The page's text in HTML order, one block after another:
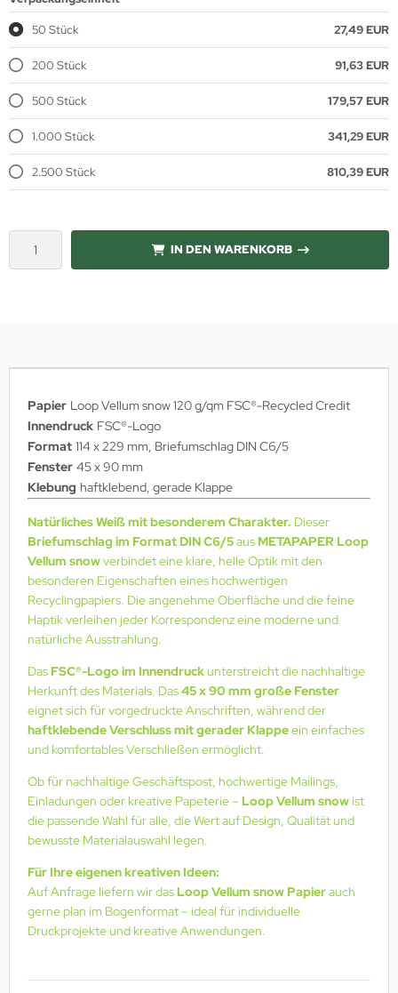
50 Stück 27,49 EUR
200 Stück 91,63 EUR
500 Stück 179,57 EUR
1.000 Stück 341,29 EUR
2.500 Stück 810,39 EUR
IN DEN WARENKORB
Papier Loop Vellum snow 120 g/qm FSC®-Recycled Credit
Innendruck FSC®-Logo
Format 114 x 229 mm, Briefumschlag DIN C6/5
Fenster 45 x 90 mm
Klebung haftklebend, gerade Klappe
Natürliches Weiß mit besonderem Charakter. Dieser
Briefumschlag im Format DIN C6/5ausMETAPAPER Loop
Vellum snowverbindet eine klare, helle Optik mit den
besonderen Eigenschaften eines hochwertigen
Recyclingpapiers. Die angenehme Oberfläche und die feine
Haptik verleihen jeder Korrespondenz eine moderne und
natürliche Ausstrahlung.
DasFSC®-Logo im Innendruckunterstreicht die nachhaltige
Herkunft des Materials. Das45 x 90 mm große Fenster
eignet sich für vorgedruckte Anschriften, während der
haftklebende Verschluss mit gerader Klappeein einfaches
und komfortables Verschließen ermöglicht.
Ob für nachhaltige Geschäftspost, hochwertige Mailings,
Einladungen oder kreative Papeterie – Loop Vellum snowist
die passende Wahl für alle, die Wert auf Design, Qualität und
bewusste Materialauswahl legen.
Für Ihre eigenen kreativen Ideen:
Auf Anfrage liefern wir dasLoop Vellum snow Papierauch
gerne plan im Bogenformat – ideal für individuelle
Druckprojekte und kreative Anwendungen.